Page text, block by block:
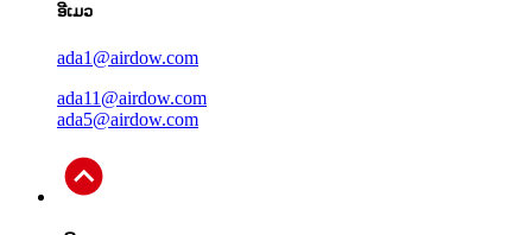
ອີເມວ
ada1@airdow.com
ada11@airdow.com
ada5@airdow.com